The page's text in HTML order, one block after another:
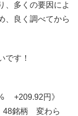
、多くの要因によ
、良く調べてから
です！
+209.92円》
48銘柄 変わら